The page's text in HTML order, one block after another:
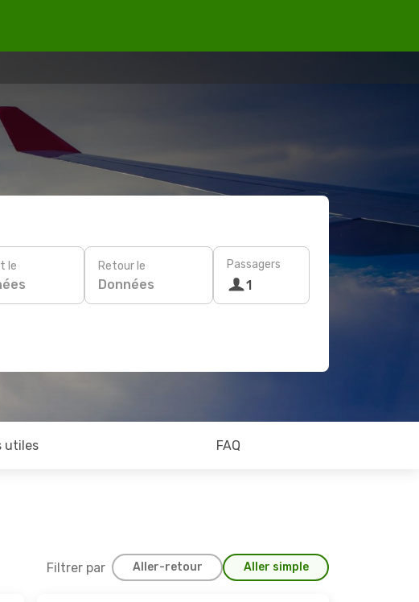
le Retour le
Données
Passagers
1
utiles FAQ
Filtrer par Aller-retour Aller simple